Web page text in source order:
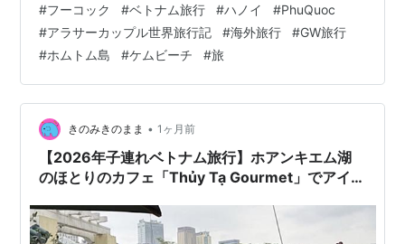
（フーコック・ハノイ）について、ブログ記事が大方ま
とまったのでこちらでまとめたいと思います。観光名
所、行き方、おすすめの店など様々あるので、気になる
ページを見てみてください～ DAY1 旅費、持ち物、フー
コックホテル到着まで 旅の費用、持ちものなど…
#フーコック #ベトナム旅行 #ハノイ #PhuQuoc
#アラサーカップル世界旅行記 #海外旅行 #GW旅行
#ホムトム島 #ケムビーチ #旅
きのみきのまま • 1ヶ月前
【2026年子連れベトナム旅行】ホアンキエム湖
のほとりのカフェ「Thủy Tạ Gourmet」でアイス